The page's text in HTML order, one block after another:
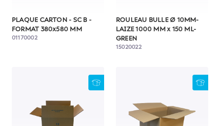
PLAQUE CARTON - SC B -
FORMAT 380x580 MM
01170002
ROULEAU BULLE Ø 10MM-
LAIZE 1000 MM x 150 ML-
GREEN
15020022